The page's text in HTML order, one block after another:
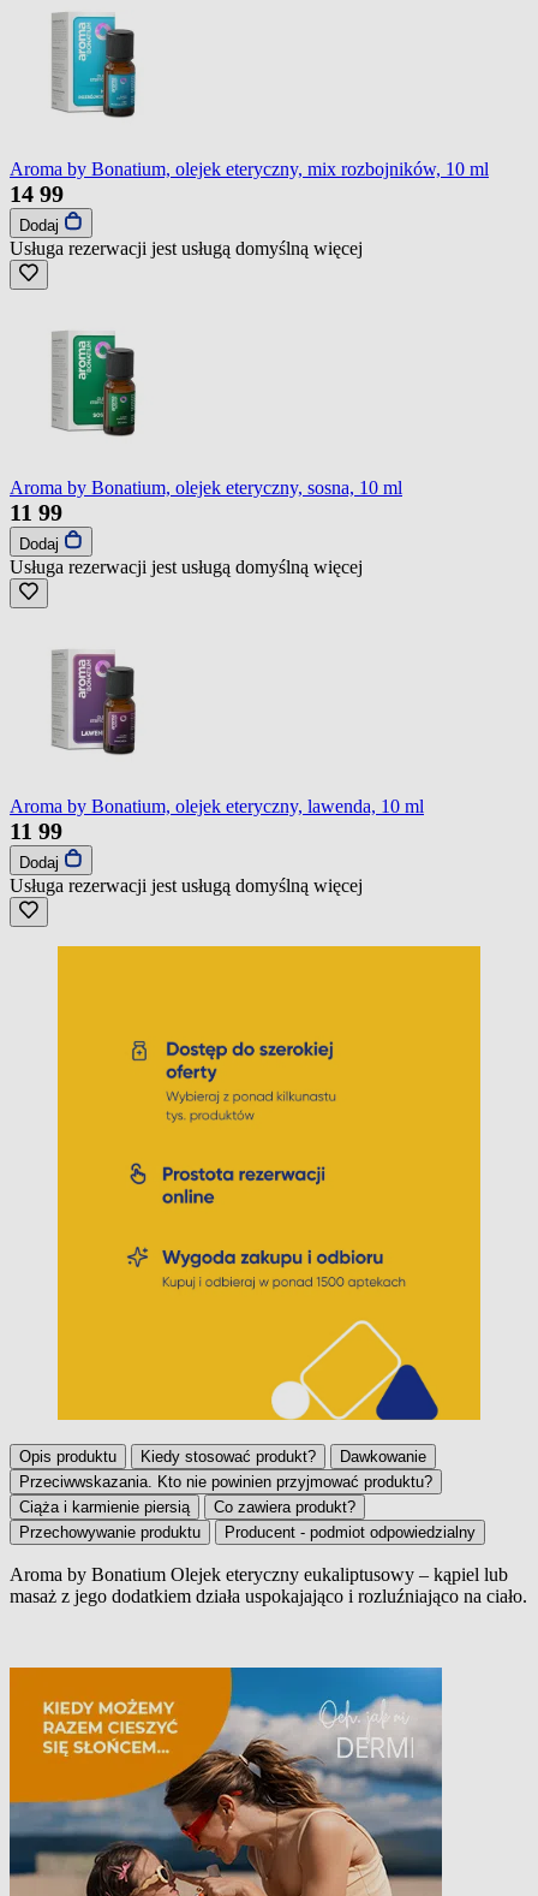
Aroma by Bonatium, olejek eteryczny, mix rozbojników, 10 ml
14 99
Dodaj
Usługa rezerwacji jest usługą domyślną więcej
Aroma by Bonatium, olejek eteryczny, sosna, 10 ml
11 99
Dodaj
Usługa rezerwacji jest usługą domyślną więcej
Aroma by Bonatium, olejek eteryczny, lawenda, 10 ml
11 99
Dodaj
Usługa rezerwacji jest usługą domyślną więcej
Opis produktu Kiedy stosować produkt?
Dawkowanie
Przeciwwskazania. Kto nie powinien przyjmować produktu?
Ciąża i karmienie piersią
Co zawiera produkt?
Przechowywanie produktu
Producent - podmiot odpowiedzialny
Opis produktu
Aroma by Bonatium Olejek eteryczny eukaliptusowy – kąpiel lub
masaż z jego dodatkiem działa uspokajająco i rozluźniająco na ciało.